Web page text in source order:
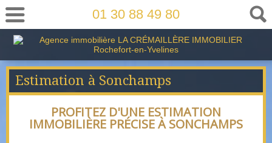
01 30 88 49 80
Estimation à Sonchamps
PROFITEZ D'UNE ESTIMATION
IMMOBILIÈRE PRÉCISE À SONCHAMPS